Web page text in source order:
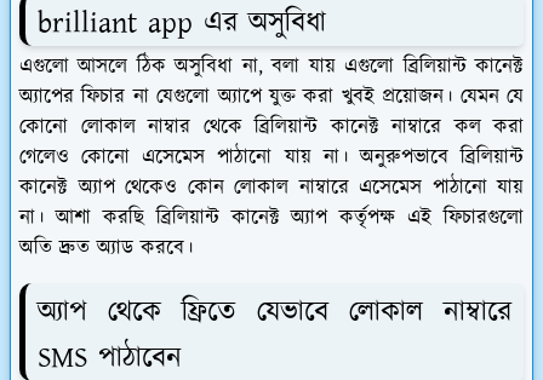
brilliant app এর অসুবিধা
এগুলো আসলে ঠিক অসুবিধা না, বলা যায় এগুলো ব্রিলিয়ান্ট কানেক্ট
অ্যাপের ফিচার না যেগুলো অ্যাপে যুক্ত করা খুবই প্রয়োজন। যেমন যে
কোনো লোকাল নাম্বার থেকে ব্রিলিয়ান্ট কানেক্ট নাম্বারে কল করা
গেলেও কোনো এসেমেস পাঠানো যায় না। অনুরুপভাবে ব্রিলিয়ান্ট
কানেক্ট অ্যাপ থেকেও কোন লোকাল নাম্বারে এসেমেস পাঠানো যায়
না। আশা করছি ব্রিলিয়ান্ট কানেক্ট অ্যাপ কর্তৃপক্ষ এই ফিচারগুলো
অতি দ্রুত অ্যাড করবে।
অ্যাপ থেকে ফ্রিতে যেভাবে লোকাল নাম্বারে
SMS পাঠাবেন